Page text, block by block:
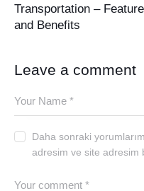
Transportation –
and Benefits
Leave a comment
Daha sonraki
adresim ve site adresim